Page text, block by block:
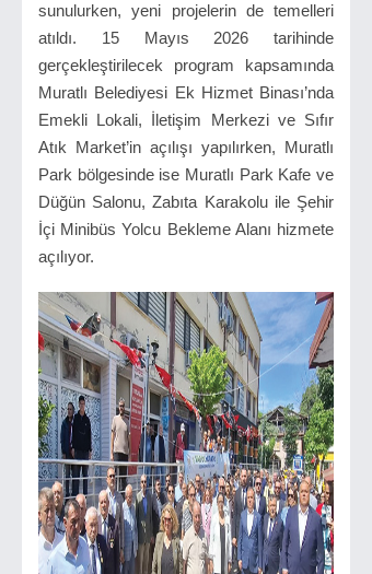
sunulurken, yeni projelerin de temelleri
atıldı. 15 Mayıs 2026 tarihinde
gerçekleştirilecek program kapsamında
Muratlı Belediyesi Ek Hizmet Binası’nda
Emekli Lokali, İletişim Merkezi ve Sıfır
Atık Market’in açılışı yapılırken, Muratlı
Park bölgesinde ise Muratlı Park Kafe ve
Düğün Salonu, Zabıta Karakolu ile Şehir
İçi Minibüs Yolcu Bekleme Alanı hizmete
açılıyor.